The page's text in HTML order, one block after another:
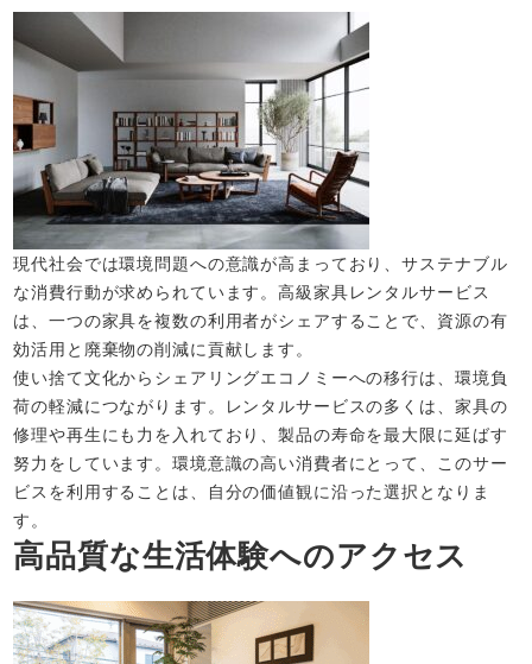
現代社会では環境問題への意識が高まっており、サステナブル
な消費行動が求められています。高級家具レンタルサービス
は、一つの家具を複数の利用者がシェアすることで、資源の有
効活用と廃棄物の削減に貢献します。
使い捨て文化からシェアリングエコノミーへの移行は、環境負
荷の軽減につながります。レンタルサービスの多くは、家具の
修理や再生にも力を入れており、製品の寿命を最大限に延ばす
努力をしています。環境意識の高い消費者にとって、このサー
ビスを利用することは、自分の価値観に沿った選択となりま
す。
高品質な生活体験へのアクセス